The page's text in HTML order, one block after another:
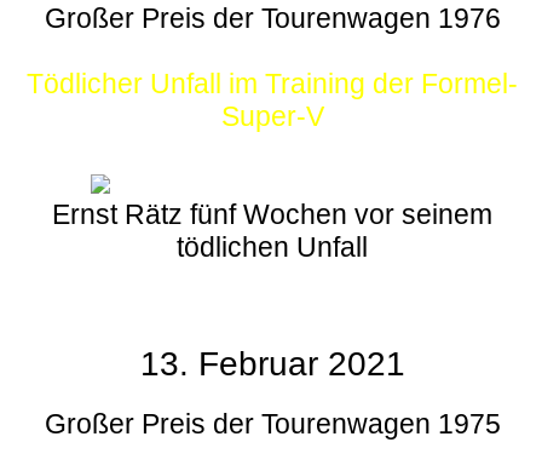
Großer Preis der Tourenwagen 1976
Tödlicher Unfall im Training der Formel-
Super-V
Ernst Rätz fünf Wochen vor seinem
tödlichen Unfall
13. Februar 2021
Großer Preis der Tourenwagen 1975